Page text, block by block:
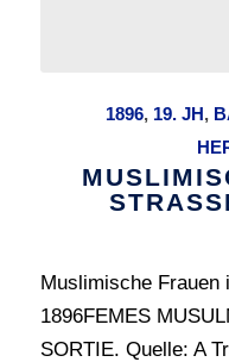
1896, 19. JH,
Muslimische Frauen
1896FEMES
SORTIE. Quelle: A